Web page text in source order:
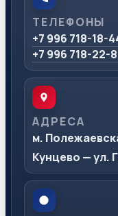
ТЕЛЕФОНЫ
+7 996 718-18-
+7 996 718-22-
АДРЕСА
м.
Кунцево — ул.